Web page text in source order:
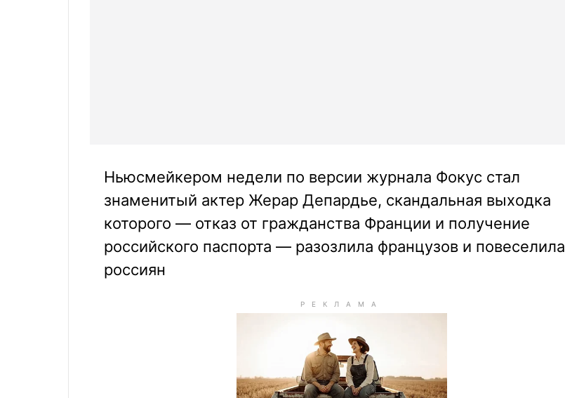
Ньюсмейкером недели по версии журнала Фокус стал
знаменитый актер Жерар Депардье, скандальная выходка
которого — отказ от гражданства Франции и получение
российского паспорта — разозлила французов и повеселила
россиян